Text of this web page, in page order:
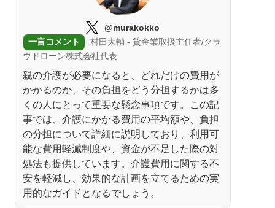
@murakokko
一言コメント
村田大輔 - 貸金業取扱主任者/クラ
ウドローン株式会社代表
親の介護が必要になると、どれだけの費用が
かかるのか、その負担をどう分担するかは多
くの人にとって重要な懸念事項です。この記
事では、介護にかかる費用の平均額や、負担
の分担について詳細に説明しており、利用可
能な費用軽減制度や、資金が不足した際の対
処法も提供しています。介護費用に関する不
安を軽減し、効果的な計画を立てるための実
用的なガイドとなるでしょう。